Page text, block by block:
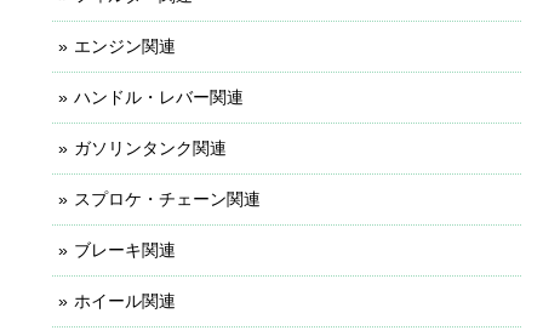
エンジン関連
ハンドル・レバー関連
ガソリンタンク関連
スプロケ・チェーン関連
ブレーキ関連
ホイール関連